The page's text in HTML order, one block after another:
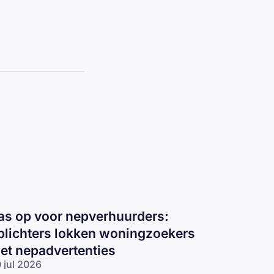
op voor nepverhuurders:
lokken woningzoekers
nepadvertenties
jul 2026